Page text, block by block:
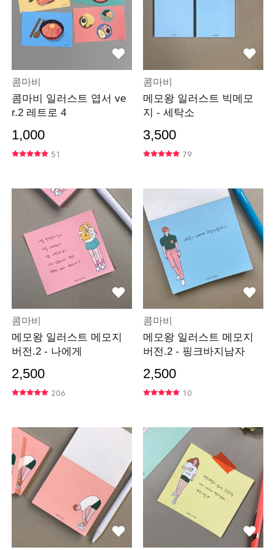
콤마비
콤마비 일러스트 엽서 ve
r.2 레트로 4
1,000
51
콤마비
메모왕 일러스트 빅메모
지 - 세탁소
3,500
79
콤마비
메모왕 일러스트 메모지
버전.2 - 나에게
2,500
206
콤마비
메모왕 일러스트 메모지
버전.2 - 핑크바지남자
2,500
10